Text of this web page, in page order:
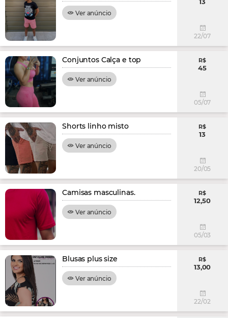
Ver anúncio
22/07
Conjuntos Calça e top
Ver anúncio
R$
45
05/07
Shorts linho misto
Ver anúncio
R$
13
20/05
Camisas masculinas.
Ver anúncio
R$
12,50
05/03
Blusas plus size
Ver anúncio
R$
13,00
22/02